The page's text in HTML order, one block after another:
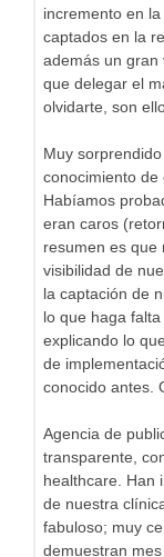
incremento en
captados en la
además un gran
que delegar el
olvidarte, son
Muy
conocimiento de
Habíamos
eran caros
resumen es que
visibilidad de
la captación de
lo que haga
explicando lo
de
conocido antes.
Agencia de
transparente,
healthcare. Han
de nuestra
fabuloso; muy
demuestran